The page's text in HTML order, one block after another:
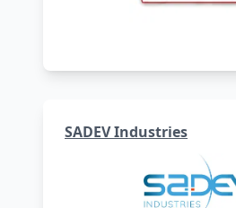
SADEV Industries